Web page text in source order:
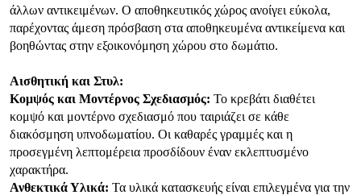
άλλων αντικειμένων. Ο αποθηκευτικός χώρος ανοίγει εύκολα,
παρέχοντας άμεση πρόσβαση στα αποθηκευμένα αντικείμενα και
βοηθώντας στην εξοικονόμηση χώρου στο δωμάτιο.
Αισθητική και Στυλ:
Κομψός και Μοντέρνος Σχεδιασμός: Το κρεβάτι διαθέτει
κομψό και μοντέρνο σχεδιασμό που ταιριάζει σε κάθε
διακόσμηση υπνοδωματίου. Οι καθαρές γραμμές και η
προσεγμένη λεπτομέρεια προσδίδουν έναν εκλεπτυσμένο
χαρακτήρα.
Ανθεκτικά Υλικά: Τα υλικά κατασκευής είναι επιλεγμένα για την